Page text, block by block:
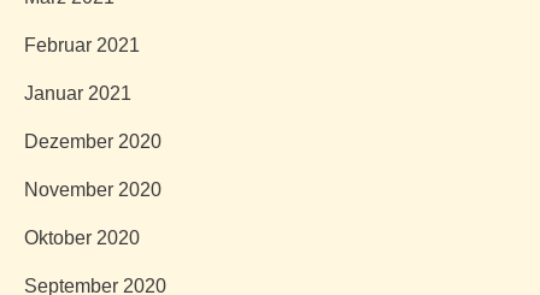
Februar 2021
Januar 2021
Dezember 2020
November 2020
Oktober 2020
September 2020